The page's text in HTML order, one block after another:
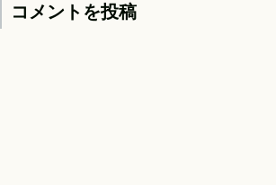
コメントを投稿